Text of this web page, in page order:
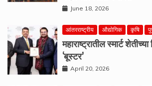
June 18, 2026
आंतरराष्ट्रीय औद्योगिक कृषि
महाराष्ट्रातील स्मार्ट
‘बूस्टर’
April 20, 2026